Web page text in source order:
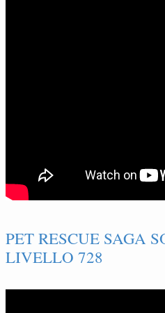
PET RESCUE SAGA
LIVELLO 728